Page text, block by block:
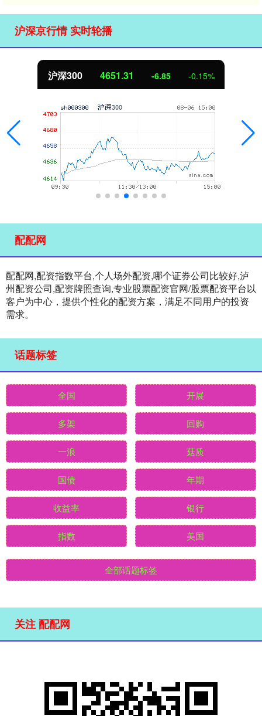
沪深京行情 实时轮播
北证50 1122.88 3.42 0.30%
配配网
配配网,配资指数平台,个人场外配资,哪个证券公司比较好,泸
州配资公司,配资牌照查询,专业股票配资官网/股票配资平台以
客户为中心，提供个性化的配资方案，满足不同用户的投资
需求。
话题标签
全国 开展
多架 回购
一浪 菇质
国债 年期
收益率 银行
指数 美国
全部话题标签
关注 配配网